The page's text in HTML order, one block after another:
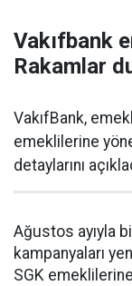
Vakıfbank
Rakamlar
VakıfBank,
emeklilerine
detaylarını
Ağustos ayıyla
kampanyaları
SGK